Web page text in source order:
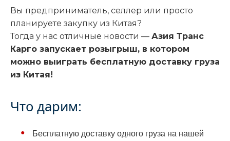
Вы предприниматель, селлер или просто
планируете закупку из Китая?
Тогда у нас отличные новости — Азия Транс
Карго запускает розыгрыш, в котором
можно выиграть бесплатную доставку груза
из Китая!
Что дарим:
Бесплатную доставку одного груза на нашей